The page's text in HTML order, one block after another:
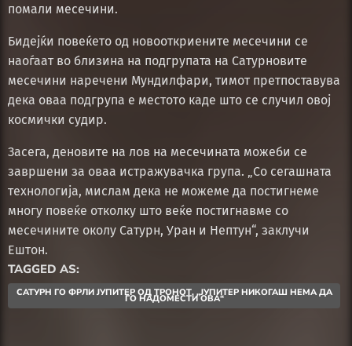
помали месечини.
Бидејќи повеќето од новооткриените месечини се
наоѓаат во близина на подгрупата на Сатурновите
месечини наречени Мундилфари, тимот претпоставува
дека оваа подгрупа е местото каде што се случил овој
космички судир.
Засега, деновите на лов на месечината можеби се
завршени за оваа истражувачка група. „Со сегашната
технологија, мислам дека не можеме да постигнеме
многу повеќе отколку што веќе постигнавме со
месечините околу Сатурн, Уран и Нептун“, заклучи
Ештон.
TAGGED AS:
САТУРН ГО ФРЛИ ЈУПИТЕР ОД ТРОНОТ. „ЈУПИТЕР НИКОГАШ НЕМА ДА
ГО НАДОМЕСТИ ОВА“